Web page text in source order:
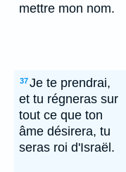
mettre mon nom.
37Je te prendrai,
et tu régneras sur
tout ce que ton
âme désirera, tu
seras roi d'Israël.